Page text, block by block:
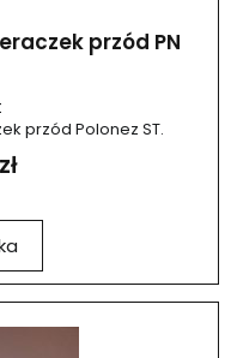
przód PN
przód Polonez ST.